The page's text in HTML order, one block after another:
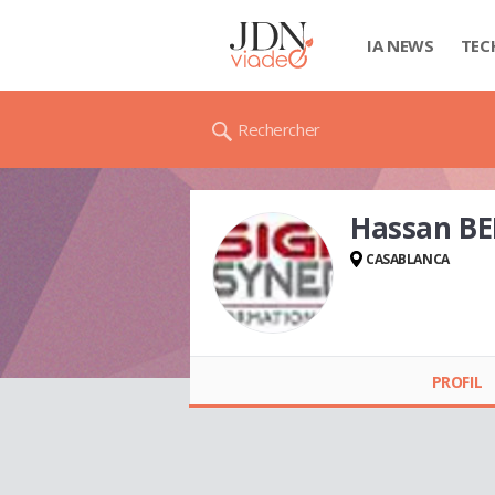
IA NEWS
Rechercher
Hassan
CASABLANCA
PROFIL